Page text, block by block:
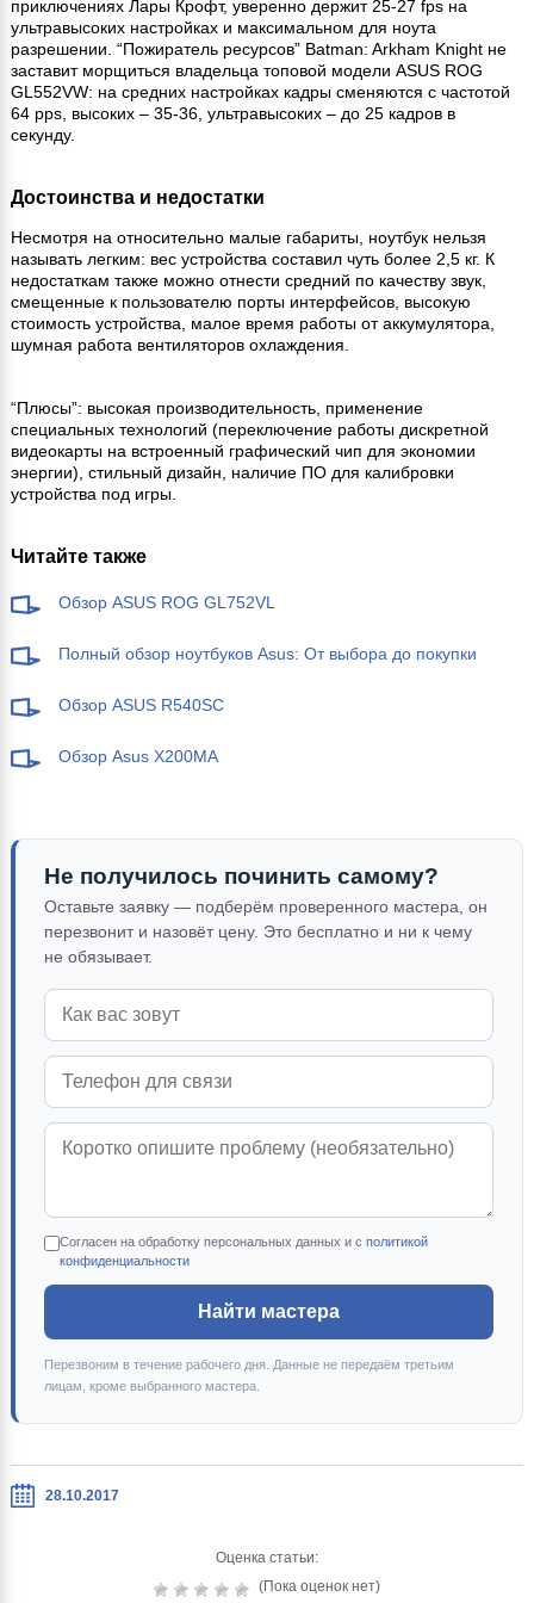
приключениях Лары Крофт, уверенно держит 25-27 fps на
ультравысоких настройках и максимальном для ноута
разрешении. “Пожиратель ресурсов” Batman: Arkham Knight не
заставит морщиться владельца топовой модели ASUS ROG
GL552VW: на средних настройках кадры сменяются с частотой
64 pps, высоких – 35-36, ультравысоких – до 25 кадров в
секунду.
Достоинства и недостатки
Несмотря на относительно малые габариты, ноутбук нельзя
называть легким: вес устройства составил чуть более 2,5 кг. К
недостаткам также можно отнести средний по качеству звук,
смещенные к пользователю порты интерфейсов, высокую
стоимость устройства, малое время работы от аккумулятора,
шумная работа вентиляторов охлаждения.
“Плюсы”: высокая производительность, применение
специальных технологий (переключение работы дискретной
видеокарты на встроенный графический чип для экономии
энергии), стильный дизайн, наличие ПО для калибровки
устройства под игры.
Читайте также
Обзор ASUS ROG GL752VL
Полный обзор ноутбуков Asus: От выбора до покупки
Обзор ASUS R540SC
Обзор Asus X200MA
Не получилось починить самому?
Оставьте заявку — подберём проверенного мастера, он
перезвонит и назовёт цену. Это бесплатно и ни к чему
не обязывает.
Согласен на обработку персональных данных и с политикой
конфиденциальности
Найти мастера
Перезвоним в течение рабочего дня. Данные не передаём третьим
лицам, кроме выбранного мастера.
28.10.2017
Оценка статьи:
(Пока оценок нет)